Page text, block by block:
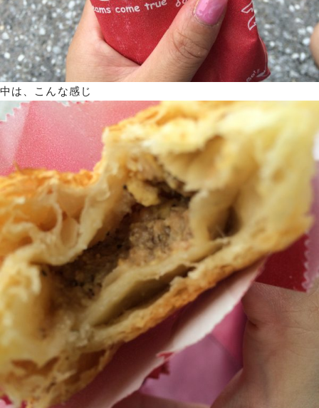
中は、こんな感じ